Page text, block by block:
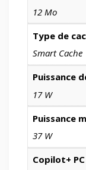
12 Mo
Type de
Smart Cache
Puissance
17 W
Puissance
37 W
Copilot+ PC